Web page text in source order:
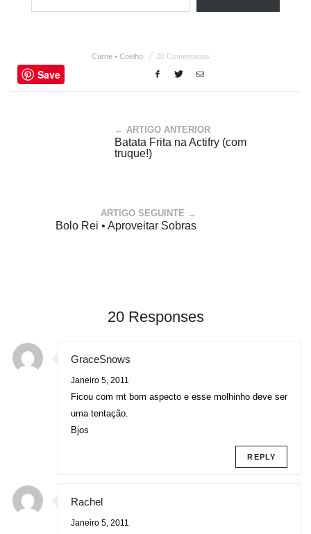
Carne • Coelho 20 Comentários
Save
← ARTIGO ANTERIOR
Batata Frita na Actifry (com
truque!)
ARTIGO SEGUINTE →
Bolo Rei • Aproveitar Sobras
20 Responses
GraceSnows
Janeiro 5, 2011
Ficou com mt bom aspecto e esse molhinho deve ser
uma tentação.
Bjos
REPLY
Rachel
Janeiro 5, 2011